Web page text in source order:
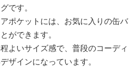
です。
ポケットには、お気に入りの缶バ
ができます。
よいサイズ感で、普段のコーディ
ザインになっています。